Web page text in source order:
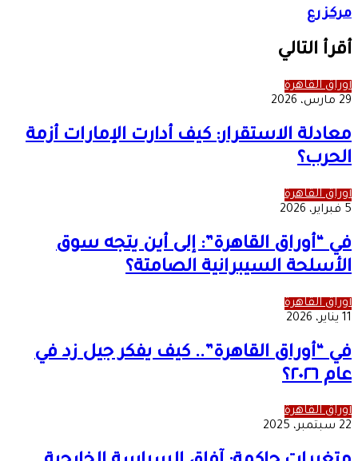
مركز رع
أقرأ التالي
أوراق القاهرة
29 مارس، 2026
معادلة الاستقرار: كيف أدارت الإمارات أزمة
الحرب؟
أوراق القاهرة
5 فبراير، 2026
في “أوراق القاهرة”: إلى أين يتجه سوق
الأسلحة السيبرانية الصامتة؟
أوراق القاهرة
11 يناير، 2026
في “أوراق القاهرة”.. كيف يفكر جيل زد في
عام ٢٠٢٦؟
أوراق القاهرة
22 سبتمبر، 2025